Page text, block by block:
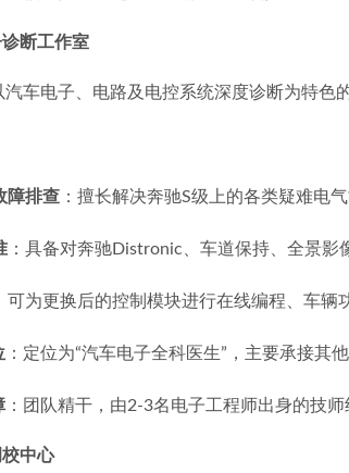
断工作室
汽车电子、电路及电控系统深度诊断为特
障排查 ：擅长解决奔驰S级上的各类疑难电
：具备对奔驰Distronic、车道保持、全景影
可为更换后的控制模块进行在线编程、车辆
：定位为“汽车电子全科医生”，主要承接其
：团队精干，由2-3名电子工程师出身的技
中心